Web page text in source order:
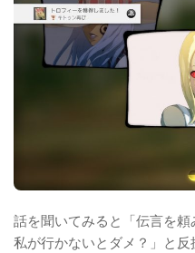
話を聞いてみると「伝言を
私が行かないとダメ？」と反